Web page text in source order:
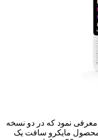
222 را معرفی نمود که در دو نسخه
سافت یک